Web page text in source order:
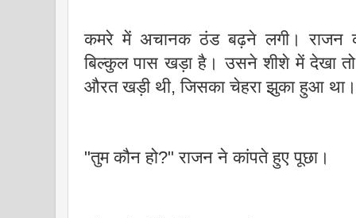
कमरे में अचानक ठंड बढ़ने लगी। राजन
बिल्कुल पास खड़ा है। उसने शीशे में देखा
औरत खड़ी थी, जिसका चेहरा झुका हुआ
"तुम कौन हो?" राजन ने कांपते हुए पूछा।